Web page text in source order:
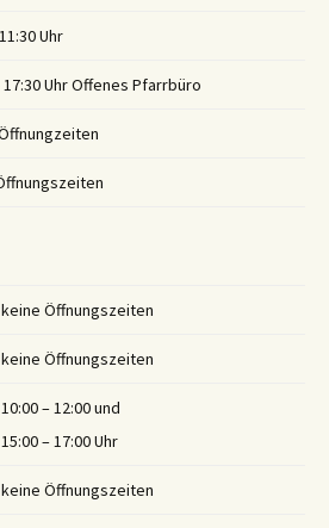
Uhr
17:30 Uhr Offenes Pfarrbüro
keine Öffnungszeiten
keine Öffnungszeiten
10:00 – 12:00 und
15:00 – 17:00 Uhr
keine Öffnungszeiten